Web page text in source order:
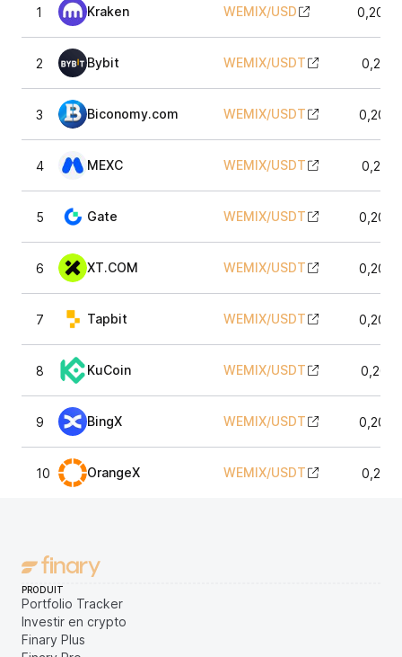
1 Kraken WEMIX/USD
2 Bybit WEMIX/USDT
3 Biconomy.com WEMIX/USDT
4 MEXC WEMIX/USDT
5 Gate WEMIX/USDT
6 XT.COM WEMIX/USDT
7 Tapbit WEMIX/USDT
8 KuCoin WEMIX/USDT
9 BingX WEMIX/USDT
10 OrangeX WEMIX/USDT
PRODUIT
Portfolio Tracker
Investir en crypto
Finary Plus